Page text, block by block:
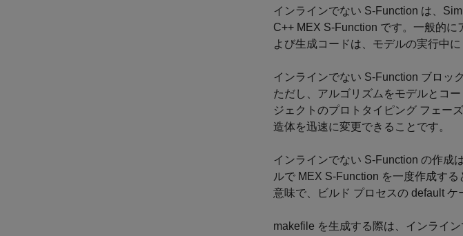
インラインでない S-Function は、
C++ MEX S-Function です。一般的
よび生成コードは、モデルの実行中
インラインでない S-Function ブロッ
ただし、アルゴリズムをモデルとコ
ジェクトのプロトタイピング フェー
造体を迅速に変更できることです。
インラインでない S-Function の作成
ルで MEX S-Function を一度作成する
意味で、ビルド プロセスの default ケ
makefile を生成する際は、インライ